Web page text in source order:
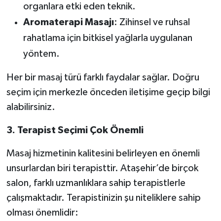
organlara etki eden teknik.
Aromaterapi Masajı: Zihinsel ve ruhsal
rahatlama için bitkisel yağlarla uygulanan
yöntem.
Her bir masaj türü farklı faydalar sağlar. Doğru
seçim için merkezle önceden iletişime geçip bilgi
alabilirsiniz.
3. Terapist Seçimi Çok Önemli
Masaj hizmetinin kalitesini belirleyen en önemli
unsurlardan biri terapisttir. Ataşehir’de birçok
salon, farklı uzmanlıklara sahip terapistlerle
çalışmaktadır. Terapistinizin şu niteliklere sahip
olması önemlidir: